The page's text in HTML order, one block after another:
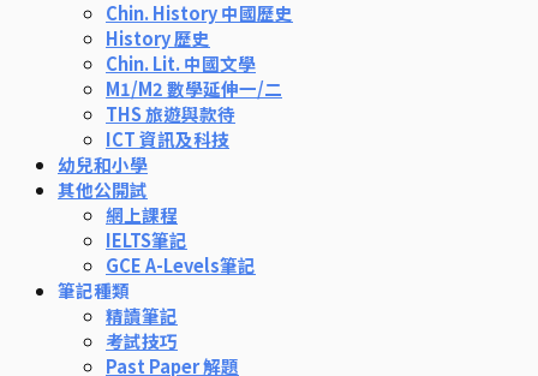
Chin. History 中國歷史
History 歷史
Chin. Lit. 中國文學
M1/M2 數學延伸一/二
THS 旅遊與款待
ICT 資訊及科技
幼兒和小學
其他公開試
網上課程
IELTS筆記
GCE A-Levels筆記
筆記種類
精讀筆記
考試技巧
Past Paper 解題